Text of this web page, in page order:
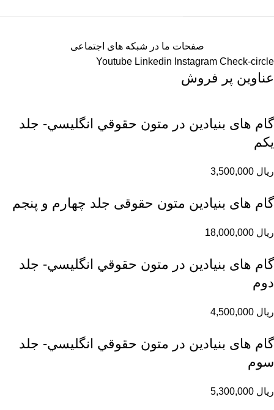
صفحات ما در شبکه های اجتماعی
Youtube Linkedin Instagram Check-circle
عناوین پر فروش
گام های بنیادین در متون حقوقي انگليسي- جلد
يكم
ریال
گام های بنیادین متون حقوقی جلد چهارم و پنجم
ریال
گام های بنیادین در متون حقوقي انگليسي- جلد
دوم
ریال
گام های بنیادین در متون حقوقي انگليسي- جلد
سوم
ریال